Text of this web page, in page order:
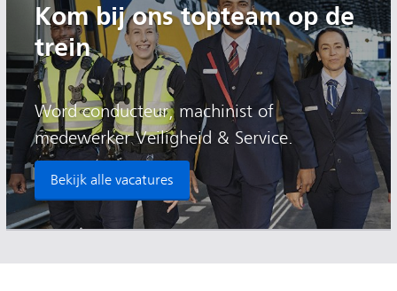
Kom bij ons topteam op de
trein
Word conducteur, machinist of
medewerker Veiligheid & Service.
Bekijk alle vacatures